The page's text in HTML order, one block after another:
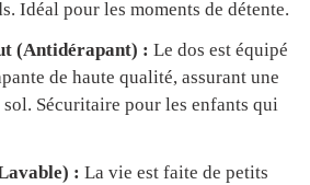
Idéal pour les moments de détente.
(Antidérapant) : Le dos est équipé
de haute qualité, assurant une
Sécuritaire pour les enfants qui
: La vie est faite de petits